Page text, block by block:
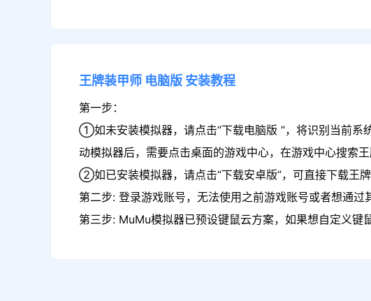
王牌装甲师 电脑版 安装教程
第一步：
①如未安装模拟器，请点击“下载电脑版 ”，将识别当前系
动模拟器后，需要点击桌面的游戏中心，在游戏中心搜索王
②如已安装模拟器，请点击“下载安卓版”，可直接下载王
第二步: 登录游戏账号，无法使用之前游戏账号或者想通
第三步: MuMu模拟器已预设键鼠云方案，如果想自定义键